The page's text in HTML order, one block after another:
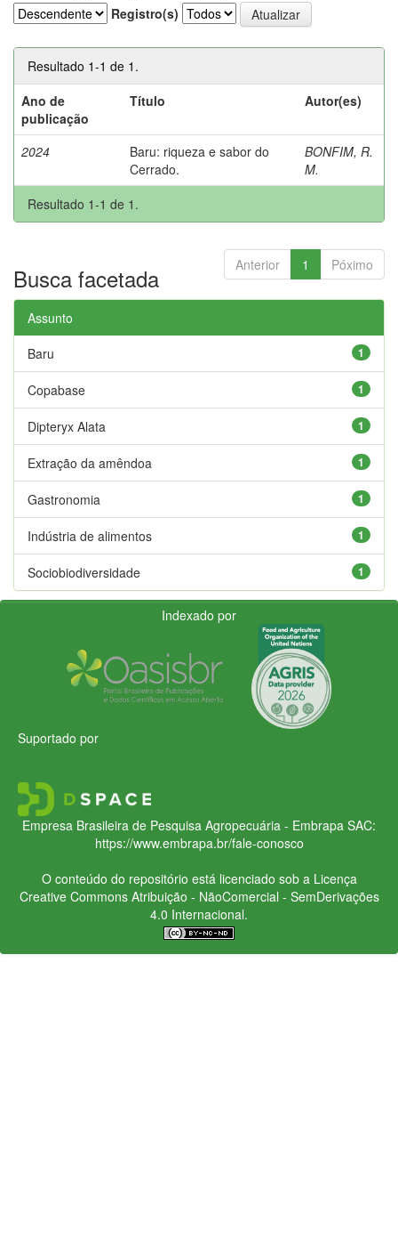
Registro(s)
Resultado 1-1 de 1.
Ano de
publicação
Título Autor(es)
2024
Baru: riqueza e sabor do
Cerrado.
BONFIM, R.
M.
Resultado 1-1 de 1.
Anterior 1 Póximo
Busca facetada
Assunto
1
Baru
1
Copabase
1
Dipteryx Alata
1
Extração da amêndoa
1
Gastronomia
1
Indústria de alimentos
1
Sociobiodiversidade
Indexado por
Suportado por
Empresa Brasileira de Pesquisa Agropecuária - Embrapa SAC:
https://www.embrapa.br/fale-conosco
O conteúdo do repositório está licenciado sob a Licença
Creative CommonsAtribuição - NãoComercial - SemDerivações
4.0 Internacional.